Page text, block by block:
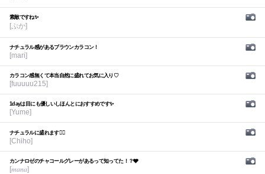
素敵ですね✨
[ぷか]
ナチュラル感があるブラウンカラコン！
[mari]
カラコン感無くて本当自然に盛れてお気に入り♡
[fuuuuu215]
1dayは目にも優しいしほんとにおすすめです✨
[Yume]
ナチュラルに盛れます🙆‍♀️
[Chiho]
カンナロゼのチャコールグレーがあるって知ってた！？🩶
[𝑚𝑎𝑛𝑎]